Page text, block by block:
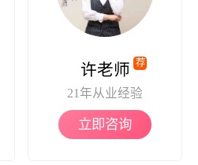
许老师 荐
21年从业经验
立即咨询